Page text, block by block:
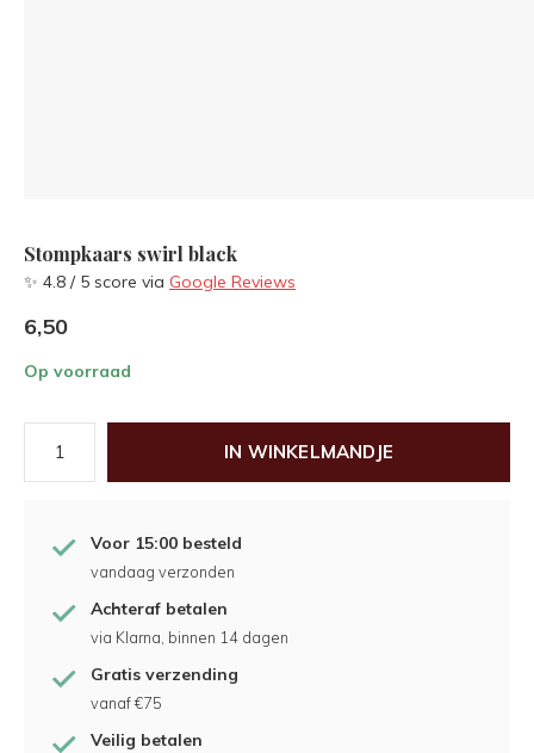
Stompkaars swirl black
✨ 4.8 / 5 score via Google Reviews
6,50
Op voorraad
IN WINKELMANDJE
Voor 15:00 besteld
vandaag verzonden
Achteraf betalen
via Klarna, binnen 14 dagen
Gratis verzending
vanaf €75
Veilig betalen